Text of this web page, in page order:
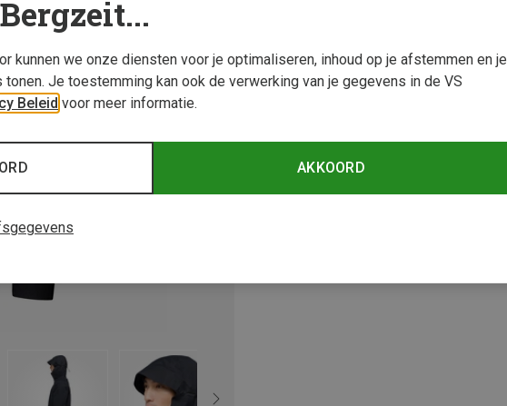
kunnen we onze diensten voor je optimaliseren, inhoud op je afstemmen en je
Je toestemming kan ook de verwerking van je gegevens in de VS
Beleid voor meer informatie.
AKKOORD